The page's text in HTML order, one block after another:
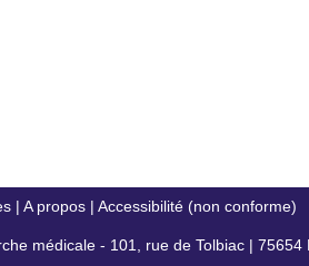
| A propos| Accessibilité (non conforme)
médicale - 101, rue de Tolbiac | 75654